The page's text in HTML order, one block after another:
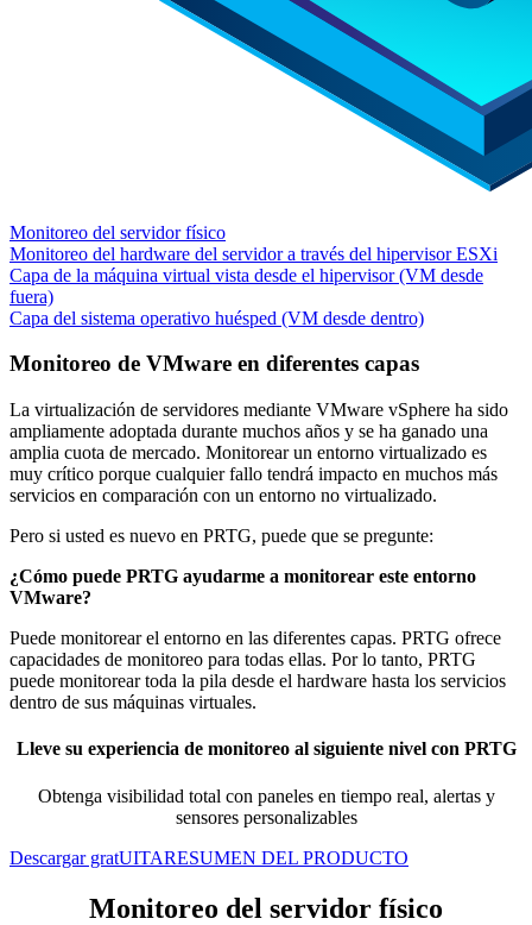
Monitoreo del servidor físico
Monitoreo del hardware del servidor a través del hipervisor ESXi
Capa de la máquina virtual vista desde el hipervisor (VM desde
fuera)
Capa del sistema operativo huésped (VM desde dentro)
Monitoreo de VMware en diferentes capas
La virtualización de servidores mediante VMware vSphere ha sido
ampliamente adoptada durante muchos años y se ha ganado una
amplia cuota de mercado. Monitorear un entorno virtualizado es
muy crítico porque cualquier fallo tendrá impacto en muchos más
servicios en comparación con un entorno no virtualizado.
Pero si usted es nuevo en PRTG, puede que se pregunte:
¿Cómo puede PRTG ayudarme a monitorear este entorno
VMware?
Puede monitorear el entorno en las diferentes capas. PRTG ofrece
capacidades de monitoreo para todas ellas. Por lo tanto, PRTG
puede monitorear toda la pila desde el hardware hasta los servicios
dentro de sus máquinas virtuales.
Lleve su experiencia de monitoreo al siguiente nivel con PRTG
Obtenga visibilidad total con paneles en tiempo real, alertas y
sensores personalizables
Descargar gratUITARESUMEN DEL PRODUCTO
Monitoreo del servidor físico